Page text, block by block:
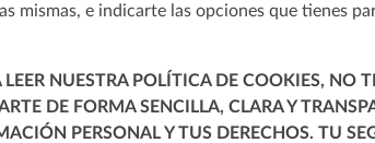
mismas, e indicarte las opciones que tienes
NUESTRA POLÍTICA DE COOKIES, NO
DE FORMA SENCILLA, CLARA Y
PERSONAL Y TUS DERECHOS. TU